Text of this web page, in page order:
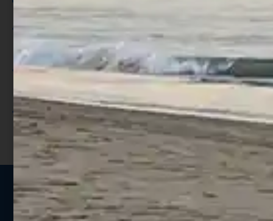
Per ogni acquisto accumuli ulteriori
punti;
Utilizza i punti per ricevere uno
sconto;
I punti sono indicati nella pagina
prodotto;
Seguici sui social